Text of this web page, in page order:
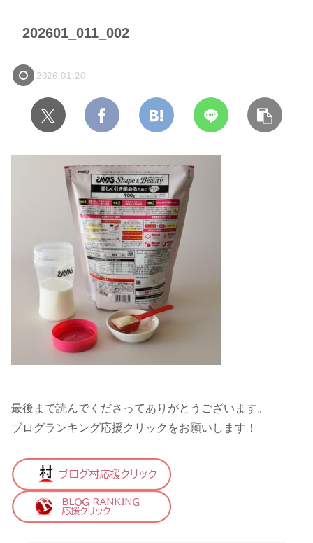
202601_011_002
2026.01.20
最後まで読んでくださってありがとうございます。
ブログランキング応援クリックをお願いします！